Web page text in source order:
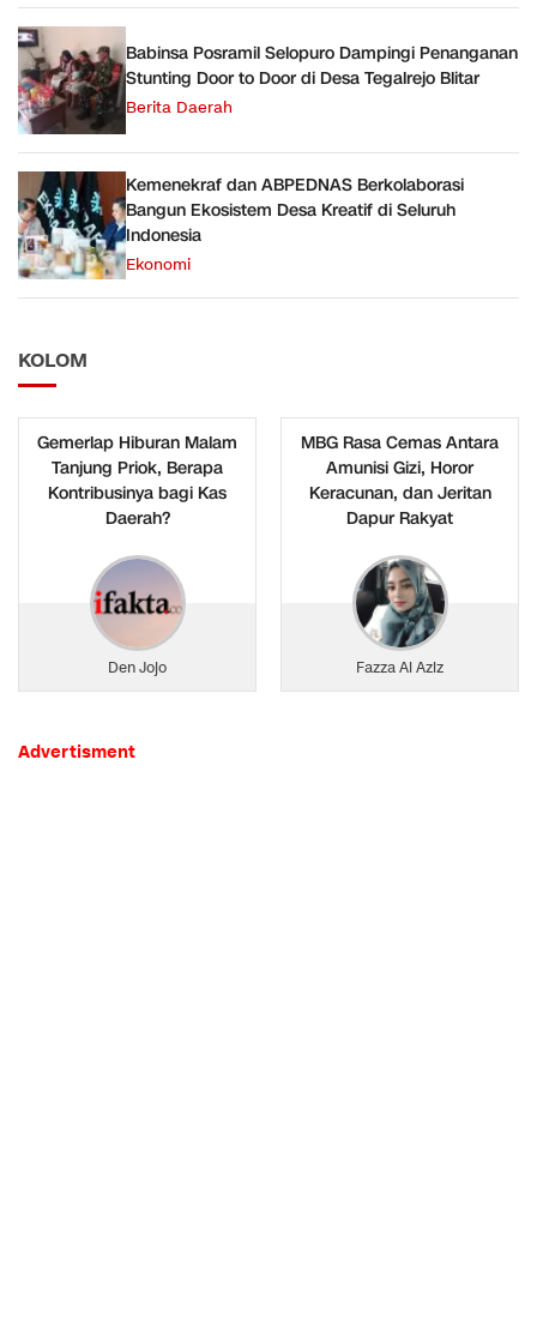
Babinsa Posramil Selopuro Dampingi Penanganan
Stunting Door to Door di Desa Tegalrejo Blitar
Berita Daerah
Kemenekraf dan ABPEDNAS Berkolaborasi
Bangun Ekosistem Desa Kreatif di Seluruh
Indonesia
Ekonomi
KOLOM
Gemerlap Hiburan Malam
Tanjung Priok, Berapa
Kontribusinya bagi Kas
Daerah?
Den Jojo
MBG Rasa Cemas Antara
Amunisi Gizi, Horor
Keracunan, dan Jeritan
Dapur Rakyat
Fazza Al Aziz
Advertisment